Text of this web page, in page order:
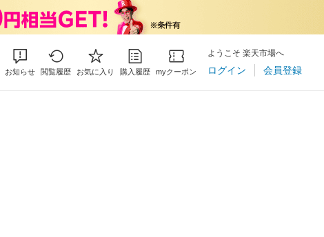
お知らせ 閲覧履歴 お気に入り 購入履歴 myクーポン
ようこそ 楽天市場へ
ログイン 会員登録